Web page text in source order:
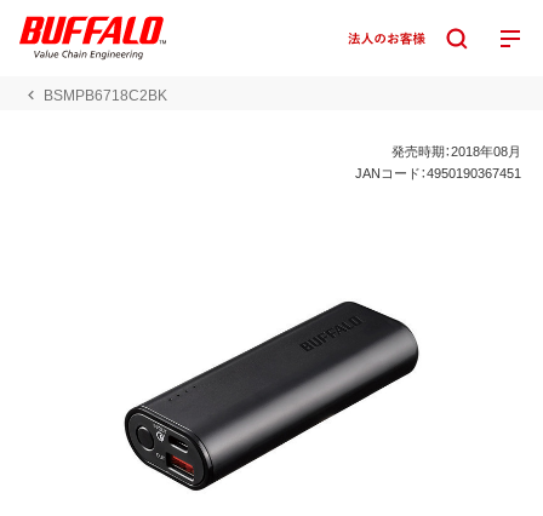
BSMPB6718C2BK
発売時期：2018年08月
JANコード：4950190367451